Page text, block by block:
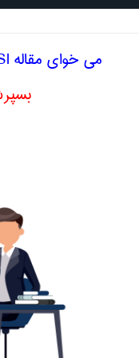
معادل انگلیسی
علوم اقتصادی
رقابت نظری ،
می خوای مقاله ISI علوم اقتصادی ترجمه کنی!؟